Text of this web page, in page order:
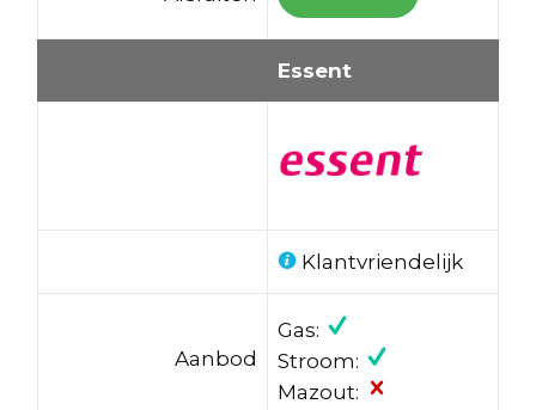
Essent
Klantvriendelijk
Aanbod
Gas:
Stroom:
Mazout: